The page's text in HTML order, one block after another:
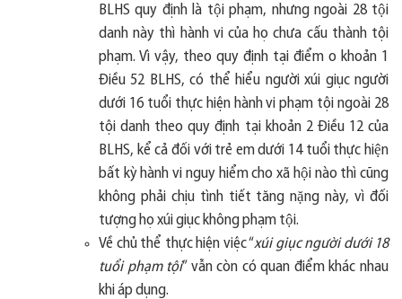
BLHS quy định là tội phạm, nhưng ngoài 28 tội
danh này thì hành vi của họ chưa cấu thành tội
phạm. Vì vậy, theo quy định tại điểm o khoản 1
Điều 52 BLHS, có thê ̉ hiểu người xúi giục người
dưới 16 tuổi thực hiện hành vi phạm tội ngoài 28
tội danh theo quy định tại khoản 2 Điều 12 của
BLHS, kể cả đối với trẻ em dưới 14 tuổi thực hiện
bất kỳ hành vi nguy hiểm cho xã hội nào thì cũng
không phải chịu tình tiết tăng nặng này, vìđối
tượng họ xúi giục không phạm tội.
Về chủ thể thực hiện việc “xúi giục người dưới 18
tuổi phạm tội” vẫn còn có quan điểm khác nhau
khi áp dụng.